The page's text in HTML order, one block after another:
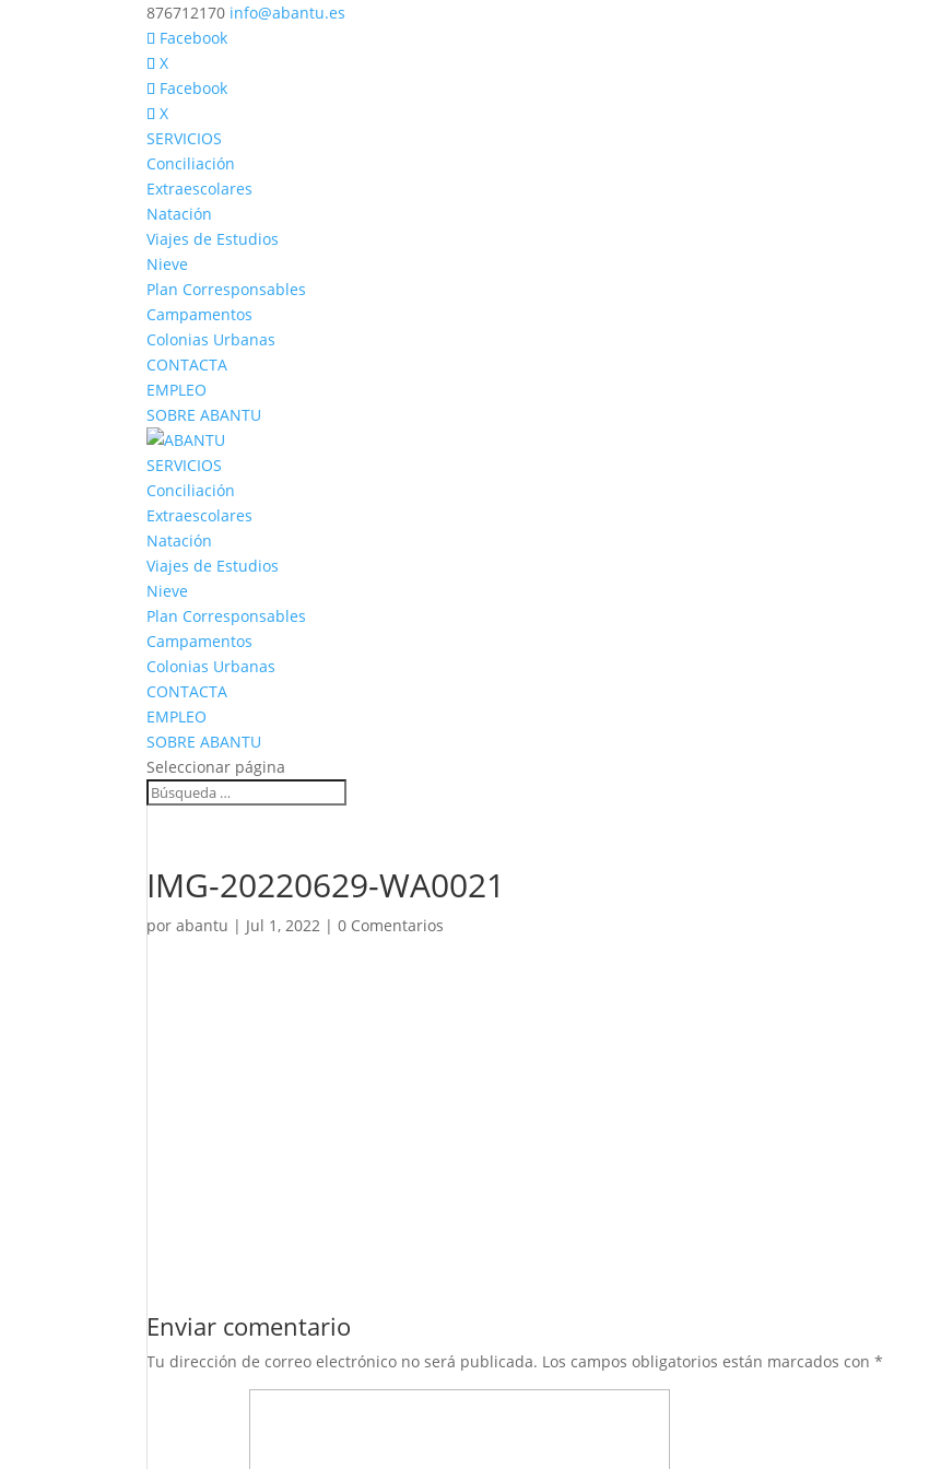
876712170 info@abantu.es
Facebook
X
Facebook
X
SERVICIOS
Conciliación
Extraescolares
Natación
Viajes de Estudios
Nieve
Plan Corresponsables
Campamentos
Colonias Urbanas
CONTACTA
EMPLEO
SOBRE ABANTU
SERVICIOS
Conciliación
Extraescolares
Natación
Viajes de Estudios
Nieve
Plan Corresponsables
Campamentos
Colonias Urbanas
CONTACTA
EMPLEO
SOBRE ABANTU
Seleccionar página
IMG-20220629-WA0021
porabantu | Jul 1, 2022 |0 Comentarios
Enviar comentario
Tu dirección de correo electrónico no será publicada. Los campos obligatorios están marcados con*